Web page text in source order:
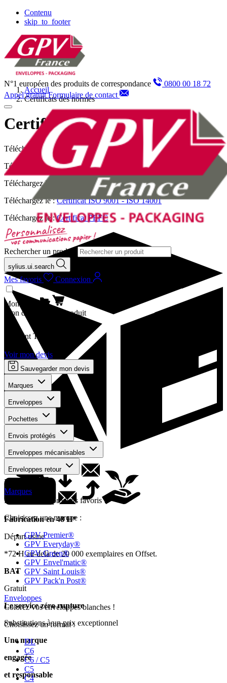
Contenu
skip_to_footer
N°1 européen des produits de correspondance
0800 00 18 72
Appel gratuit Formulaire de contact
Rechercher un produit
sylius.ui.search
Mes favoris Connexion
Mon devis
Mon devis
Aucun produit
Montant TTC
Voir mon devis
Sauvegarder mon devis
Marques
Enveloppes
Pochettes
Envois protégés
Enveloppes mécanisables
Enveloppes retour
Mon devis
Marques
Retrouvez vos produits favoris !
Choisissez une marque :
GPV Premier®
GPV Everyday®
GPV Green®
GPV Envel'matic®
GPV Saint Louis®
GPV Pack'n Post®
Enveloppes
Colorez vos enveloppes blanches !
Choisissez un format :
DL
C6
C6 / C5
C5
C4
Accueil
Certificats des normes
Certificats des normes
Téléchargez le :
Certificat NF Environnement
Téléchargez le :Certificat contribution carbone
Téléchargez le :
Certificat FSC
Téléchargez le :Certificat ISO 9001 - ISO 14001
Téléchargez le :Certificat PEFC
Fabrication en 48 H*
Départ usine
*72 H au-delà de 20 000 exemplaires en Offset.
BAT
Gratuit
Le service zéro rupture
Substitutions à un prix exceptionnel
Une marque
engagée
et responsable